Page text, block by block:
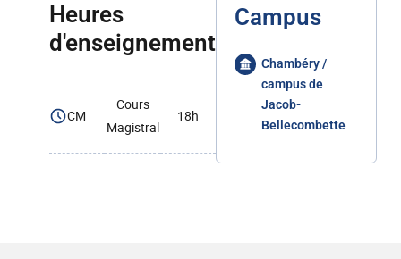
Heures
d'enseignement
CM
Cours
Magistral
18h
Campus
Chambéry /
campus de
Jacob-
Bellecombette